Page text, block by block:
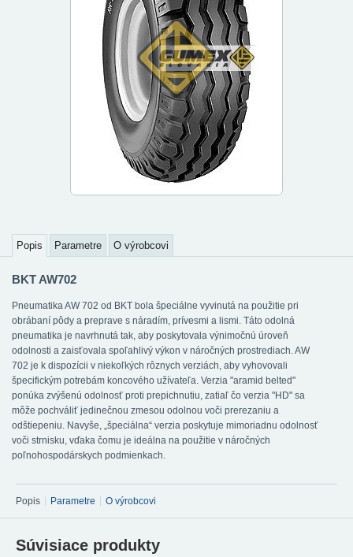
Popis Parametre O výrobcovi
BKT AW702
Pneumatika AW 702 od BKT bola špeciálne vyvinutá na použitie pri
obrábaní pôdy a preprave s náradím, prívesmi a lismi. Táto odolná
pneumatika je navrhnutá tak, aby poskytovala výnimočnú úroveň
odolnosti a zaisťovala spoľahlivý výkon v náročných prostrediach. AW
702 je k dispozícii v niekoľkých rôznych verziách, aby vyhovovali
špecifickým potrebám koncového užívateľa. Verzia "aramid belted"
ponúka zvýšenú odolnosť proti prepichnutiu, zatiaľ čo verzia "HD" sa
môže pochváliť jedinečnou zmesou odolnou voči prerezaniu a
odštiepeniu. Navyše, „špeciálna“ verzia poskytuje mimoriadnu odolnosť
voči strnisku, vďaka čomu je ideálna na použitie v náročných
poľnohospodárskych podmienkach.
Popis Parametre O výrobcovi
Súvisiace produkty